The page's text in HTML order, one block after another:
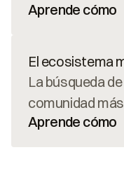
Aprende cómo
El ecosistema
La búsqueda
comunidad
Aprende cómo